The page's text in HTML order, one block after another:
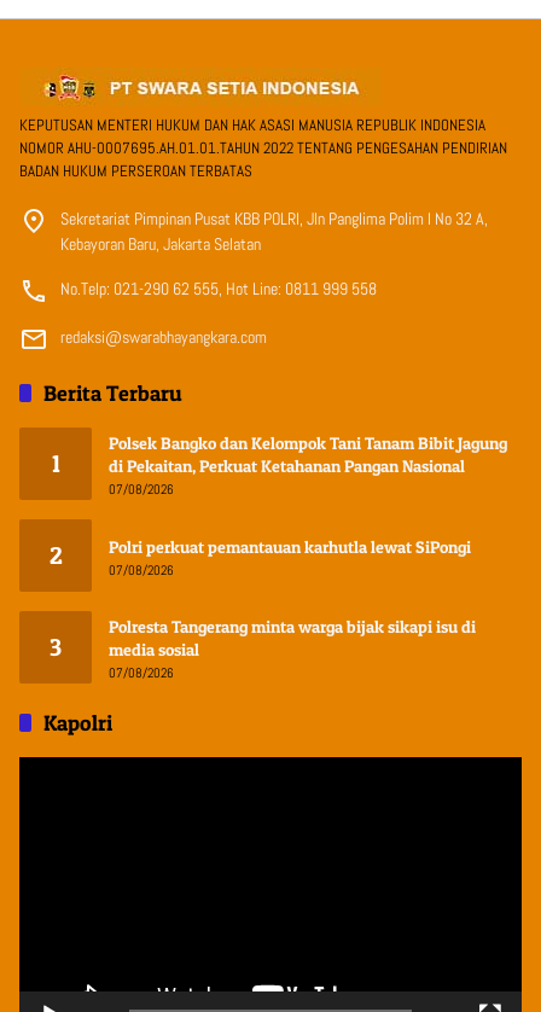
KEPUTUSAN MENTERI HUKUM DAN HAK ASASI MANUSIA REPUBLIK INDONESIA
NOMOR AHU-0007695.AH.01.01.TAHUN 2022 TENTANG PENGESAHAN PENDIRIAN
BADAN HUKUM PERSEROAN TERBATAS
Sekretariat Pimpinan Pusat KBB POLRI, Jln Panglima Polim I No 32 A,
Kebayoran Baru, Jakarta Selatan
No.Telp: 021-290 62 555, Hot Line: 0811 999 558
redaksi@swarabhayangkara.com
Berita Terbaru
1
Polsek Bangko dan Kelompok Tani Tanam Bibit Jagung
di Pekaitan, Perkuat Ketahanan Pangan Nasional
07/08/2026
2 Polri perkuat pemantauan karhutla lewat SiPongi
07/08/2026
3
Polresta Tangerang minta warga bijak sikapi isu di
media sosial
07/08/2026
Kapolri